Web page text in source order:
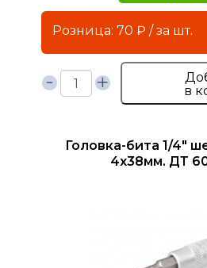
Розница: 70 ₽ / за шт.
в
Головка-бита 1/4"
4х38мм. ДТ